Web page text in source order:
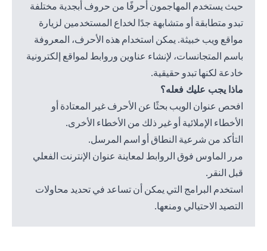
حيث يستخدم المهاجمون أحرفًا من حروف أبجدية مختلفة
تبدو متطابقة أو متشابهة جدًا لخداع المستخدمين لزيارة
مواقع ويب خبيثة. يمكن استخدام هذه الأحرف، المعروفة
باسم المتجانسات، لإنشاء عناوين وروابط لمواقع إلكترونية
خادعة لكنها تبدو حقيقية.
ماذا يجب عليك فعله؟
افحص عنوان الويب بحثًا عن الأحرف غير المعتادة أو
الأخطاء الإملائية أو غير ذلك من الأخطاء الأخرى.
التأكد من شرعية النطاق أو اسم المرسل.
مرر الماوس فوق الروابط لمعاينة عنوان الإنترنت الفعلي
قبل النقر.
استخدم البرامج التي يمكن أن تساعد في تحديد محاولات
التصيد الاحتيالي ومنعها.